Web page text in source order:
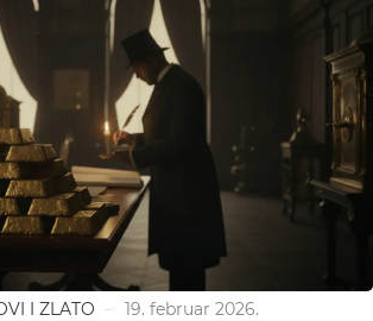
I ZLATO 19. februar 2026.